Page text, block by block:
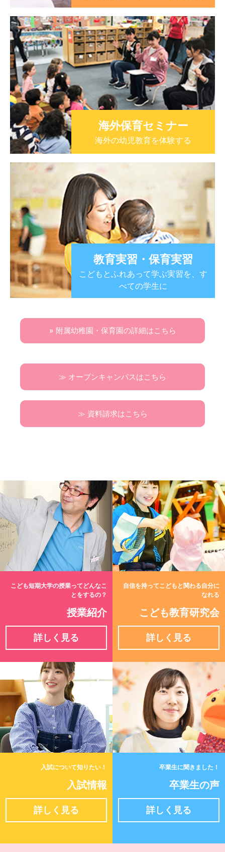
海外保育セミナー
海外の幼児教育を体験する
教育実習・保育実習
こどもとふれあって学ぶ実習を、す
べての学生に
» 附属幼稚園・保育園の詳細はこちら
≫ オープンキャンパスはこちら
≫ 資料請求はこちら
こども短期大学の授業ってどんなこ
とをするの？
授業紹介
詳しく見る
自信を持ってこどもと関わる自分に
なれる
こども教育研究会
詳しく見る
入試について知りたい！
入試情報
詳しく見る
卒業生に聞きました！
卒業生の声
詳しく見る